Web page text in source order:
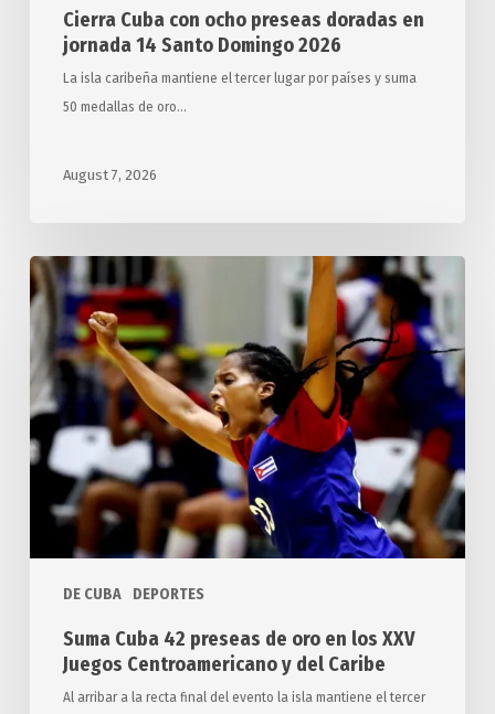
Cierra Cuba con ocho preseas doradas en
jornada 14 Santo Domingo 2026
La isla caribeña mantiene el tercer lugar por países y suma
50 medallas de oro…
August 7, 2026
DE CUBA DEPORTES
Suma
Cuba
42
preseas
de
oro
en
los
Juegos
Centroamericano
CaribeSuma Cuba 42 preseas de oro en los XXV
Juegos Centroamericano y del Caribe
Al arribar a la recta final del evento la isla mantiene el tercer